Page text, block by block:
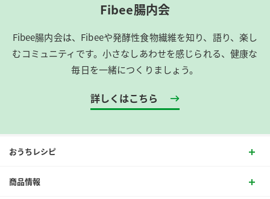
Fibee腸内会
Fibee腸内会は、​Fibeeや発酵性食物繊維を知り、語り、楽し
むコミュニティです。​小さなしあわせを感じられる、健康な
毎日を一緒につくりましょう。
詳しくはこちら
おうちレシピ
商品情報